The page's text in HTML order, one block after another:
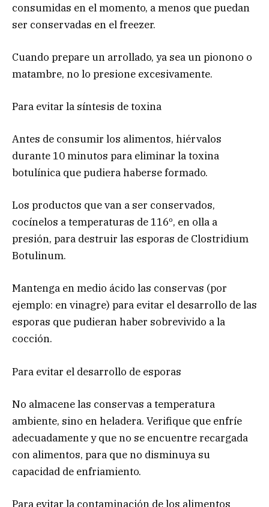
consumidas en el momento, a menos que puedan
ser conservadas en el freezer.
Cuando prepare un arrollado, ya sea un pionono o
matambre, no lo presione excesivamente.
Para evitar la síntesis de toxina
Antes de consumir los alimentos, hiérvalos
durante 10 minutos para eliminar la toxina
botulínica que pudiera haberse formado.
Los productos que van a ser conservados,
cocínelos a temperaturas de 116º, en olla a
presión, para destruir las esporas de Clostridium
Botulinum.
Mantenga en medio ácido las conservas (por
ejemplo: en vinagre) para evitar el desarrollo de las
esporas que pudieran haber sobrevivido a la
cocción.
Para evitar el desarrollo de esporas
No almacene las conservas a temperatura
ambiente, sino en heladera. Verifique que enfríe
adecuadamente y que no se encuentre recargada
con alimentos, para que no disminuya su
capacidad de enfriamiento.
Para evitar la contaminación de los alimentos